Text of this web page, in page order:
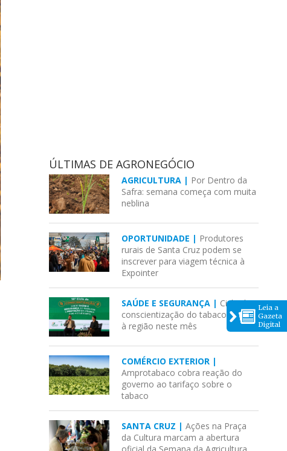
Leia a
Gazeta
Digital
ÚLTIMAS DE AGRONEGÓCIO
AGRICULTURA | Por Dentro da
Safra: semana começa com muita
neblina
OPORTUNIDADE | Produtores
rurais de Santa Cruz podem se
inscrever para viagem técnica à
Expointer
SAÚDE E SEGURANÇA | Ciclo de
conscientização do tabaco chega
à região neste mês
COMÉRCIO EXTERIOR |
Amprotabaco cobra reação do
governo ao tarifaço sobre o
tabaco
SANTA CRUZ |Ações na Praça
da Cultura marcam a abertura